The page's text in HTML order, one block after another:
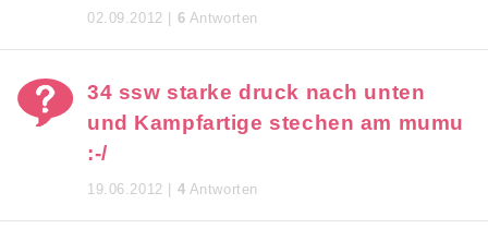
02.09.2012 | 6 Antworten
34 ssw starke druck nach unten
und Kampfartige stechen am mumu
:-/
19.06.2012 | 4 Antworten